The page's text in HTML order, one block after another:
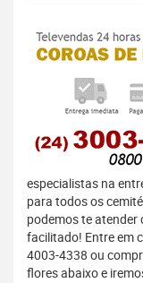
especialistas na
para todos os
podemos te
facilitado! Entre em
4003-4338 ou
flores abaixo e